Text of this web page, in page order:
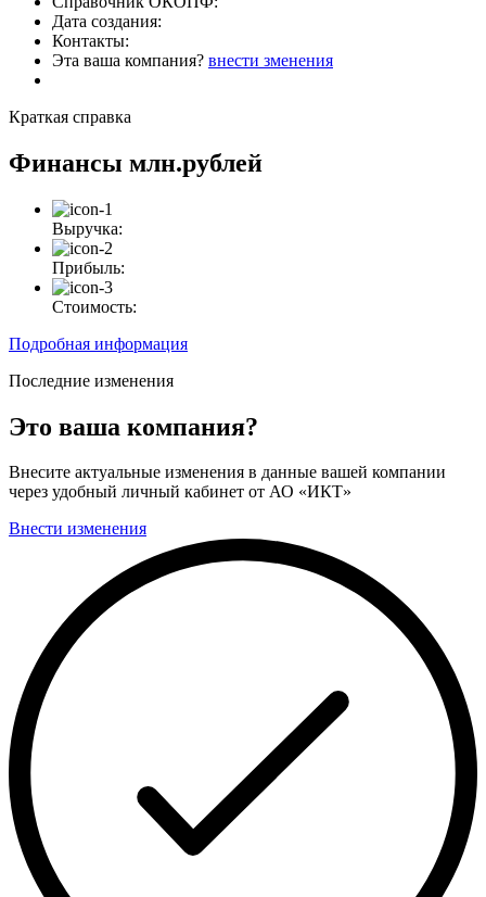
Дата создания:
Контакты:
Эта ваша компания? внести зменения
Краткая справка
Финансы млн.рублей
Выручка:
Прибыль:
Стоимость:
Подробная информация
Последние изменения
Это ваша компания?
Внесите актуальные изменения в данные вашей компании
через удобный личный кабинет от АО «ИКТ»
Внести изменения